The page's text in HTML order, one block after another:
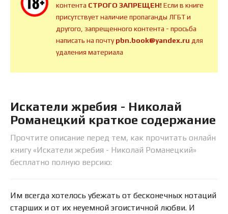
контента СТРОГО ЗАПРЕЩЕН!Если в книге
присутствует наличие пропаганды ЛГБТ и
другого, запрещенного контента - просьба
написать на почтуpbn.book@yandex.ru для
удаления материала
Искатели жребия - Николай
Романецкий краткое содержание
Прочтите описание перед тем, как прочитать онлайн
книгу «Искатели жребия - Николай Романецкий»
бесплатно полную версию:
Им всегда хотелось убежать от бесконечных нотаций
старших и от их неуемной эгоистичной любви. И